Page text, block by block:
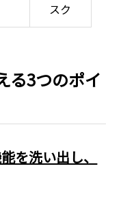
スク
る3つのポイ
を洗い出し、